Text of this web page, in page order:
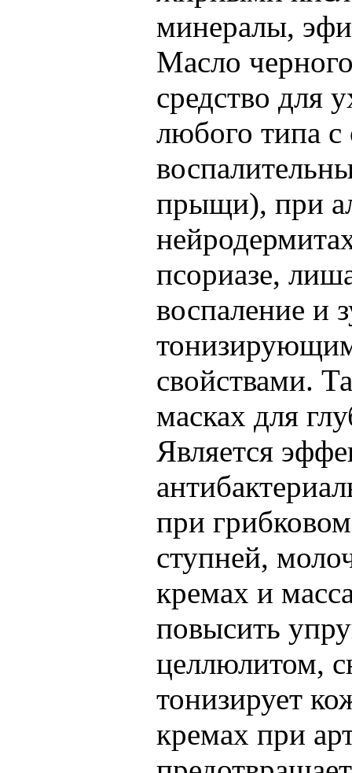
минералы,
Масло
средство для
любого типа
прыщи), при
псориазе,
воспаление и
свойствами.
масках для
Является
при
ступней,
кремах и
повысить
целлюлитом,
тонизирует
кремах при